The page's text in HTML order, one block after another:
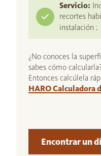
Servicio:
recortes
instalación :
¿No conoces la
sabes cómo
Entonces calcúlela
HARO Calculadora
Encontrar un